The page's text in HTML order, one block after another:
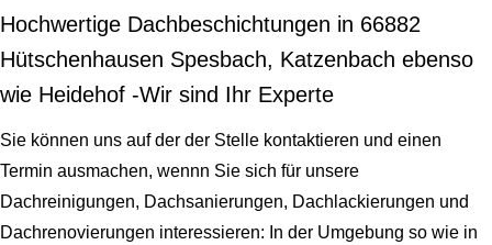
Hochwertige Dachbeschichtungen in 66882
Hütschenhausen Spesbach, Katzenbach ebenso
wie Heidehof -Wir sind Ihr Experte
Sie können uns auf der der Stelle kontaktieren und einen
Termin ausmachen, wennn Sie sich für unsere
Dachreinigungen, Dachsanierungen, Dachlackierungen und
Dachrenovierungen interessieren: In der Umgebung so wie in